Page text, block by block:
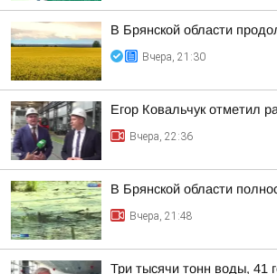
В Брянской области
Вчера, 21:30
Егор Ковальчук отметил
Вчера, 22:36
В Брянской области
Вчера, 21:48
Три тысячи тонн воды, 41